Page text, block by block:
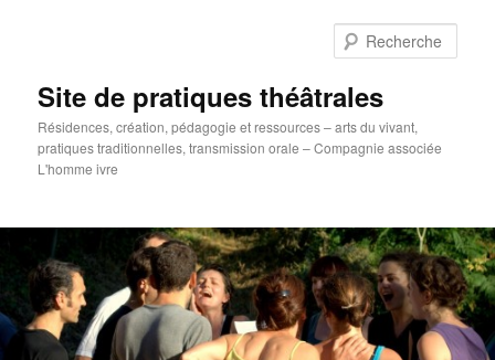
Site de pratiques théâtrales
Résidences, création, pédagogie et ressources – arts du vivant,
pratiques traditionnelles, transmission orale – Compagnie associée
L'homme ivre